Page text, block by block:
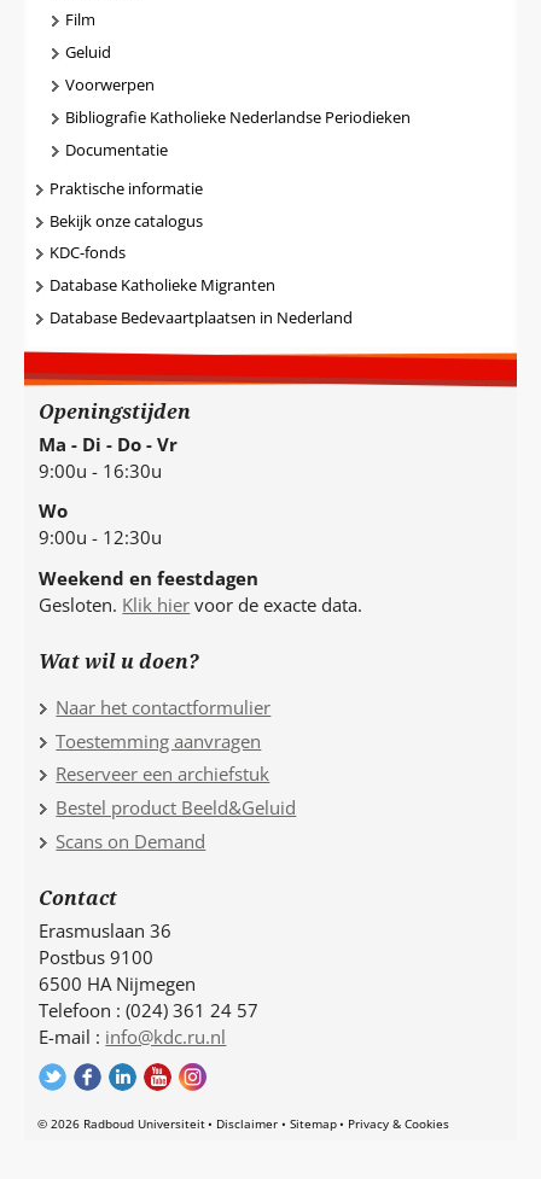
Film
Geluid
Voorwerpen
Bibliografie Katholieke Nederlandse Periodieken
Documentatie
Praktische informatie
Bekijk onze catalogus
KDC-fonds
Database Katholieke Migranten
Database Bedevaartplaatsen in Nederland
Openingstijden
Ma - Di - Do - Vr
9:00u - 16:30u
Wo
9:00u - 12:30u
Weekend en feestdagen
Gesloten. Klik hier voor de exacte data.
Wat wil u doen?
Naar het contactformulier
Toestemming aanvragen
Reserveer een archiefstuk
Bestel product Beeld&Geluid
Scans on Demand
Contact
Erasmuslaan 36
Postbus 9100
6500 HA Nijmegen
Telefoon : (024) 361 24 57
E-mail : info@kdc.ru.nl
© 2026 Radboud Universiteit Disclaimer Sitemap Privacy & Cookies